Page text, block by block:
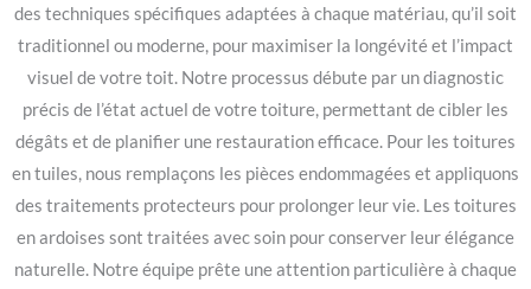
des techniques spécifiques adaptées à chaque matériau, qu’il soit
traditionnel ou moderne, pour maximiser la longévité et l’impact
visuel de votre toit. Notre processus débute par un diagnostic
précis de l’état actuel de votre toiture, permettant de cibler les
dégâts et de planifier une restauration efficace. Pour les toitures
en tuiles, nous remplaçons les pièces endommagées et appliquons
des traitements protecteurs pour prolonger leur vie. Les toitures
en ardoises sont traitées avec soin pour conserver leur élégance
naturelle. Notre équipe prête une attention particulière à chaque